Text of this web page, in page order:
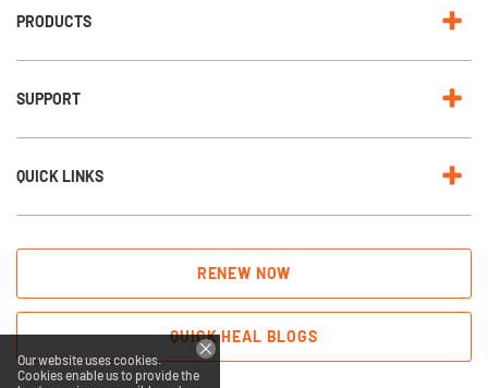
:PRODUCTS
SUPPORT
QUICK LINKS
RENEW NOW
QUICK HEAL BLOGS
Our website uses cookies.
Cookies enable us to provide the